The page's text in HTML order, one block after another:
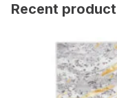
Recent product